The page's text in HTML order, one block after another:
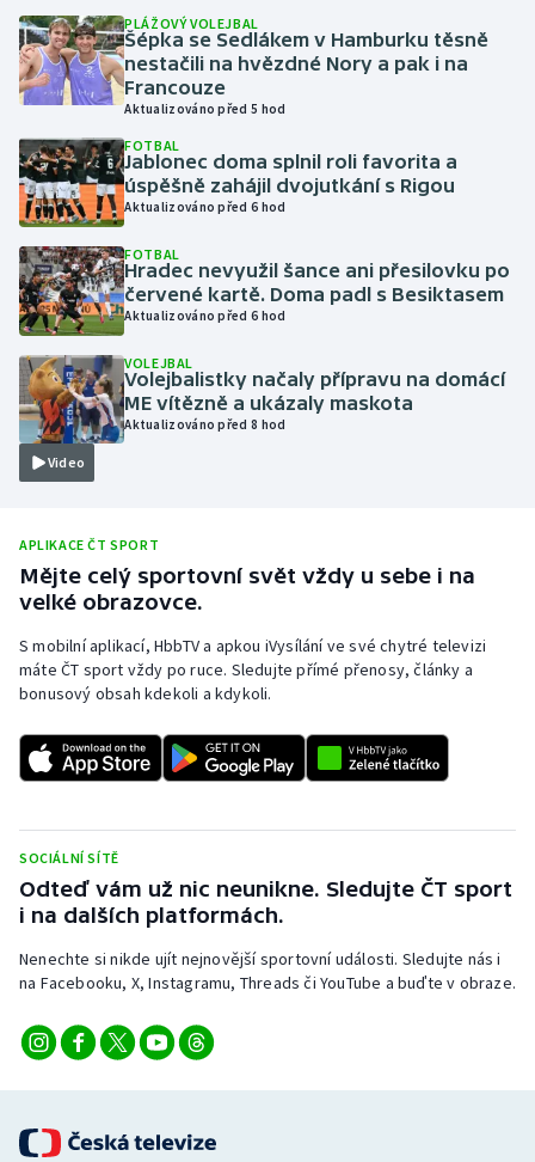
Krasobruslení
Lyže a snowboard
Moderní pětiboj
Motorsport
Parasport
Plavání
Ragby
Rychlobruslení
Rychlostní kanoistika
Short track
Stolní tenis
Triatlon
Veslování
Vodní slalom
Volejbal
Ostatní
PLÁŽOVÝ VOLEJBAL
Šépka se Sedlákem v Hamburku těsně
nestačili na hvězdné Nory a pak i na
Francouze
Aktualizováno před 5 hod
FOTBAL
Jablonec doma splnil roli favorita a
úspěšně zahájil dvojutkání s Rigou
Aktualizováno před 6 hod
FOTBAL
Hradec nevyužil šance ani přesilovku po
červené kartě. Doma padl s Besiktasem
Aktualizováno před 6 hod
Video
VOLEJBAL
Volejbalistky načaly přípravu na domácí
ME vítězně a ukázaly maskota
Aktualizováno před 8 hod
APLIKACE ČT SPORT
Mějte celý sportovní svět vždy u sebe i na
velké obrazovce.
S mobilní aplikací, HbbTV a apkou iVysílání ve své chytré televizi
máte ČT sport vždy po ruce. Sledujte přímé přenosy, články a
bonusový obsah kdekoli a kdykoli.
SOCIÁLNÍ SÍTĚ
Odteď vám už nic neunikne. Sledujte ČT sport
i na dalších platformách.
Nenechte si nikde ujít nejnovější sportovní události. Sledujte nás i
na Facebooku, X, Instagramu, Threads či YouTube a buďte v obraze.